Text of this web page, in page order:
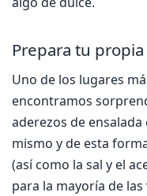
Prepara tu
Uno de los lugares
encontramos
aderezos de
mismo y de esta
(así como la sal y el
para la mayoría de